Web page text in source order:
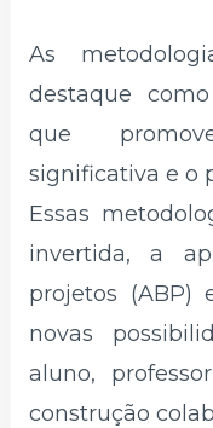
As
destaque
que
significativa e o
Essas
invertida, a
projetos (ABP)
novas
aluno,
construção